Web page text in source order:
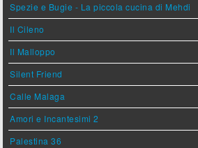
Spezie e Bugie - La piccola cucina di Mehdi
Il Cileno
Il Malloppo
Silent Friend
Calle Malaga
Amori e Incantesimi 2
Palestina 36